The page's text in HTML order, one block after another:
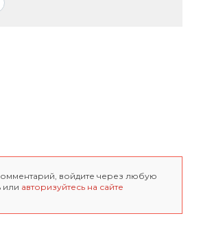
войдите через любую
или авторизуйтесь на сайте